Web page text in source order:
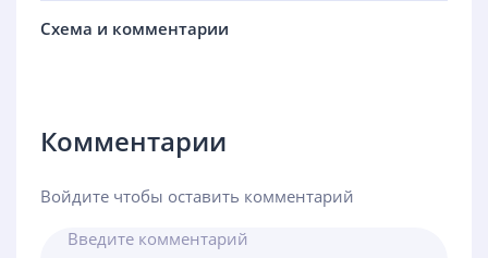
Схема и комментарии
Комментарии
Войдите чтобы оставить комментарий